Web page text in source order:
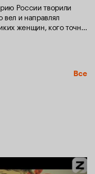
России творили
и направлял
женщин, кого точно
рассказывают
и инженерах,
Все